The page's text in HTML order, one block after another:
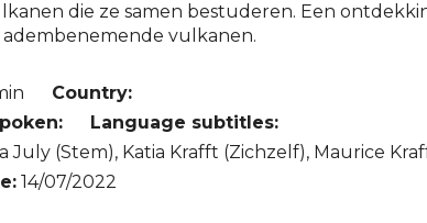
die ze samen bestuderen. Een
vulkanen.
Country:
Language subtitles:
July (Stem), Katia Krafft (Zichzelf), Maurice
14/07/2022